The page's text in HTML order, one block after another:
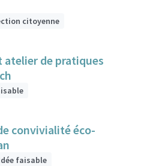
citoyenne
de pratiques
convivialité éco-
faisable